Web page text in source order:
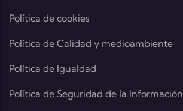
Política de cookies
Política de Calidad y medioambiente
Política de Igualdad
Política de Seguridad de la Información